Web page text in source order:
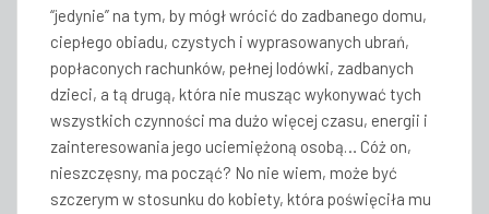
“jedynie” na tym, by mógł wrócić do zadbanego domu,
ciepłego obiadu, czystych i wyprasowanych ubrań,
popłaconych rachunków, pełnej lodówki, zadbanych
dzieci, a tą drugą, która nie musząc wykonywać tych
wszystkich czynności ma dużo więcej czasu, energii i
zainteresowania jego uciemiężoną osobą… Cóż on,
nieszczęsny, ma począć? No nie wiem, może być
szczerym w stosunku do kobiety, która poświęciła mu